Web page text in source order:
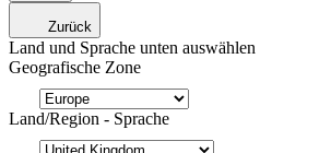
Zurück
Land und Sprache unten auswählen
Geografische Zone
Land/Region - Sprache